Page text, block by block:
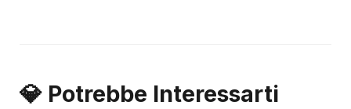
💎 Potrebbe Interessarti